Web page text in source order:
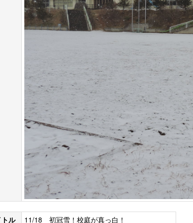
ル 11/18 初冠雪！校庭が真っ白！